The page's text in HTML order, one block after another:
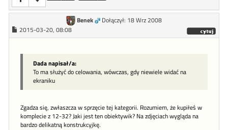
Benek
Dołączył: 18 Wrz 2008
2015-03-20, 08:08
Dada napisał/a:
To ma służyć do celowania, wówczas, gdy niewiele widać na
ekraniku
Zgadza się, zwłaszcza w sprzęcie tej kategorii. Rozumiem, że kupiłeś w
komplecie z 12-32? Jaki jest ten obiektywik? Na zdjęciach wygląda na
bardzo delikatną konstrukcyjkę.